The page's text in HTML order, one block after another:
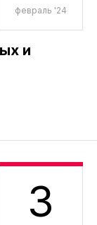
февраль '24
и
3